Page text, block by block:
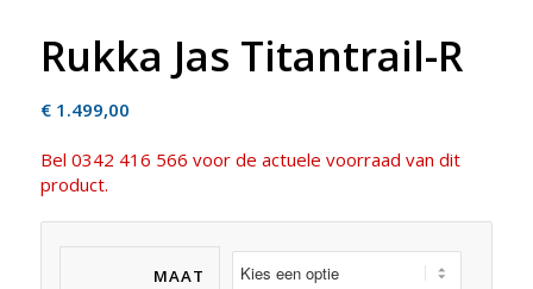
Rukka Jas Titantrail-R
€1.499,00
Bel 0342 416 566 voor de actuele voorraad van dit
product.
MAAT